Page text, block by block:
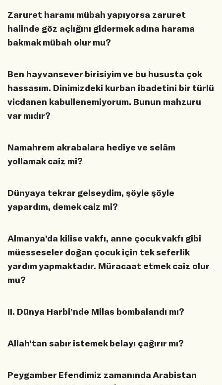
Zaruret haramı mübah yapıyorsa zaruret
halinde göz açlığını gidermek adına harama
bakmak mübah olur mu?
Ben hayvansever birisiyim ve bu hususta çok
hassasım. Dinimizdeki kurban ibadetini bir türlü
vicdanen kabullenemiyorum. Bunun mahzuru
var mıdır?
Namahrem akrabalara hediye ve selâm
yollamak caiz mi?
Dünyaya tekrar gelseydim, şöyle şöyle
yapardım, demek caiz mi?
Almanya’da kilise vakfı, anne çocuk vakfı gibi
müesseseler doğan çocuk için tek seferlik
yardım yapmaktadır. Müracaat etmek caiz olur
mu?
II. Dünya Harbi’nde Milas bombalandı mı?
Allah’tan sabır istemek belayı çağırır mı?
Peygamber Efendimiz zamanında Arabistan